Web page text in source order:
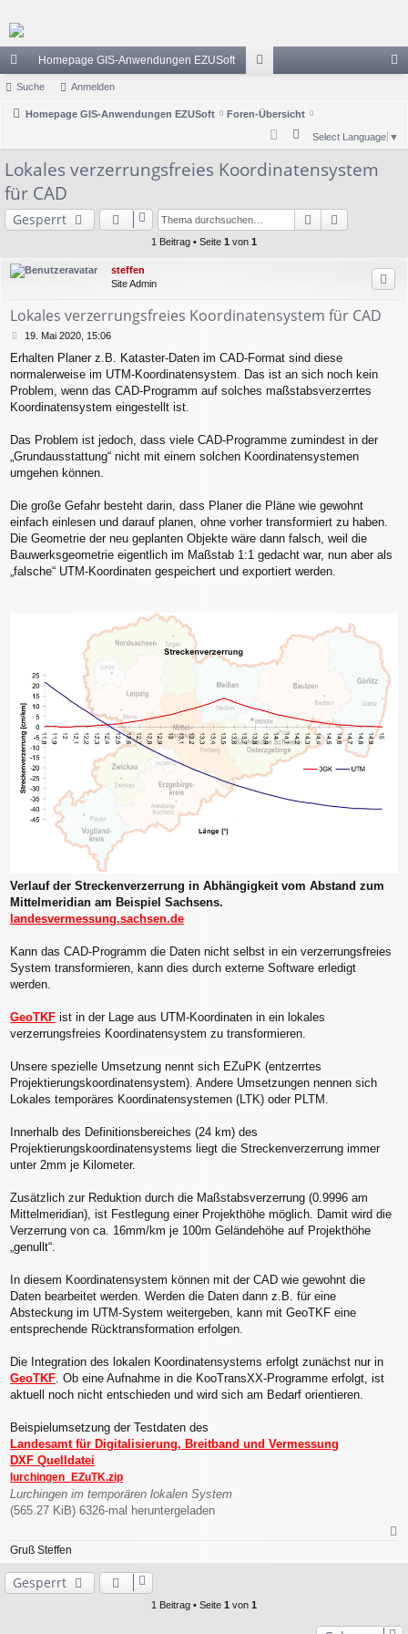
ch
ne
ug
riff
Homepage GIS-Anwendungen EZUSoft
en
el
Suche Anmelden
Homepage GIS-Anwendungen EZUSoft Foren-Übersicht
Select Language ▼
c
e
Lokales verzerrungsfreies Koordinatensystem
für CAD
Gesperrt Suche
1 Beitrag • Seite 1 von 1
steffen
Site Admin
Lokales verzerrungsfreies Koordinatensystem für CAD
B
i
t
r
a
19. Mai 2020, 15:06
Erhalten Planer z.B. Kataster-Daten im CAD-Format sind diese
normalerweise im UTM-Koordinatensystem. Das ist an sich noch kein
Problem, wenn das CAD-Programm auf solches maßstabsverzerrtes
Koordinatensystem eingestellt ist.
Das Problem ist jedoch, dass viele CAD-Programme zumindest in der
„Grundausstattung“ nicht mit einem solchen Koordinatensystemen
umgehen können.
Die große Gefahr besteht darin, dass Planer die Pläne wie gewohnt
einfach einlesen und darauf planen, ohne vorher transformiert zu haben.
Die Geometrie der neu geplanten Objekte wäre dann falsch, weil die
Bauwerksgeometrie eigentlich im Maßstab 1:1 gedacht war, nun aber als
„falsche“ UTM-Koordinaten gespeichert und exportiert werden.
Verlauf der Streckenverzerrung in Abhängigkeit vom Abstand zum
Mittelmeridian am Beispiel Sachsens.
landesvermessung.sachsen.de
Kann das CAD-Programm die Daten nicht selbst in ein verzerrungsfreies
System transformieren, kann dies durch externe Software erledigt
werden.
GeoTKF ist in der Lage aus UTM-Koordinaten in ein lokales
verzerrungsfreies Koordinatensystem zu transformieren.
Unsere spezielle Umsetzung nennt sich EZuPK (entzerrtes
Projektierungskoordinatensystem). Andere Umsetzungen nennen sich
Lokales temporäres Koordinatensystemen (LTK) oder PLTM.
Innerhalb des Definitionsbereiches (24 km) des
Projektierungskoordinatensystems liegt die Streckenverzerrung immer
unter 2mm je Kilometer.
Zusätzlich zur Reduktion durch die Maßstabsverzerrung (0.9996 am
Mittelmeridian), ist Festlegung einer Projekthöhe möglich. Damit wird die
Verzerrung von ca. 16mm/km je 100m Geländehöhe auf Projekthöhe
„genullt“.
In diesem Koordinatensystem können mit der CAD wie gewohnt die
Daten bearbeitet werden. Werden die Daten dann z.B. für eine
Absteckung im UTM-System weitergeben, kann mit GeoTKF eine
entsprechende Rücktransformation erfolgen.
Die Integration des lokalen Koordinatensystems erfolgt zunächst nur in
GeoTKF . Ob eine Aufnahme in die KooTransXX-Programme erfolgt, ist
aktuell noch nicht entschieden und wird sich am Bedarf orientieren.
Beispielumsetzung der Testdaten des
Landesamt für Digitalisierung, Breitband und Vermessung
DXF Quelldatei
lurchingen_EZuTK.zip
Lurchingen im temporären lokalen System
(565.27 KiB) 6326-mal heruntergeladen
Gruß Steffen
Gesperrt
1 Beitrag • Seite 1 von 1